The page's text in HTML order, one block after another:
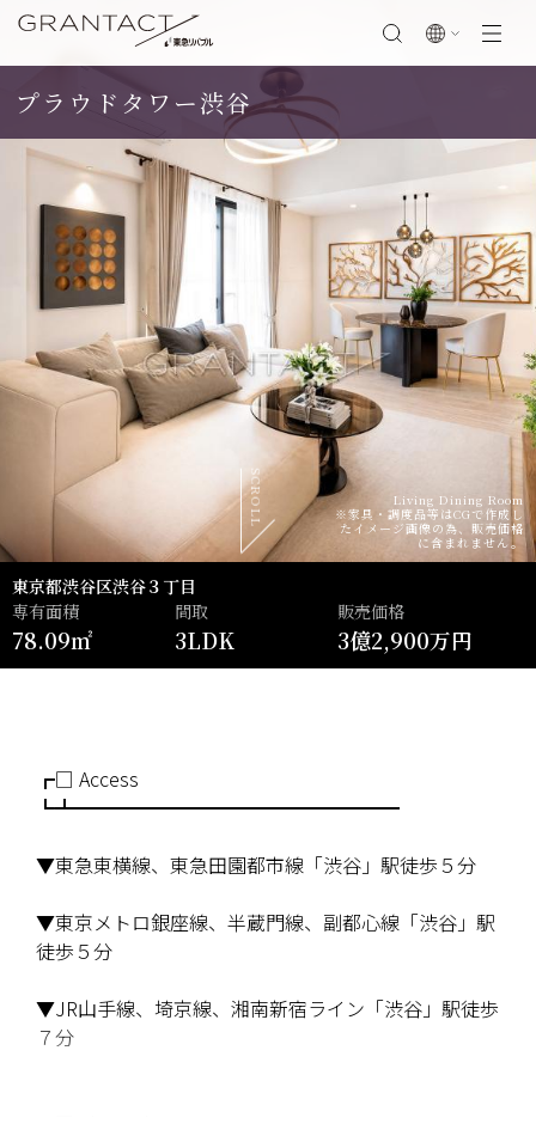
プラウドタワー渋谷
Living Dining Room
※家具・調度品等はCGで作成し
たイメージ画像の為、販売価格
に含まれません。
SCROLL
東京都渋谷区渋谷３丁目
専有面積
78.09㎡
間取
3LDK
販売価格
3億2,900万円
┏□ Access
┗┻━━━━━━━━━━━━━━━━━
▼東急東横線、東急田園都市線「渋谷」駅徒歩５分
▼東京メトロ銀座線、半蔵門線、副都心線「渋谷」駅
徒歩５分
▼JR山手線、埼京線、湘南新宿ライン「渋谷」駅徒歩
７分